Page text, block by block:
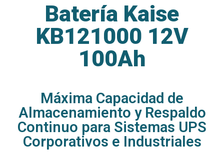
Batería Kaise
KB121000 12V
100Ah
Máxima Capacidad de
Almacenamiento y Respaldo
Continuo para Sistemas UPS
Corporativos e Industriales